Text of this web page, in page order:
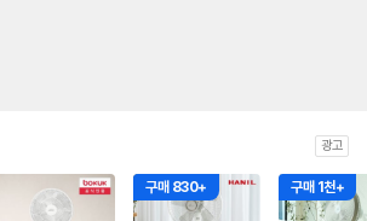
광고
구매 830+ 구매 1천+